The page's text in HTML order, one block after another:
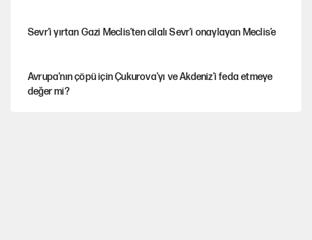
Sevr’i yırtan Gazi Meclis’ten cilalı Sevr’i onaylayan Meclis’e
Avrupa'nın çöpü için Çukurova'yı ve Akdeniz'i feda etmeye
değer mi?